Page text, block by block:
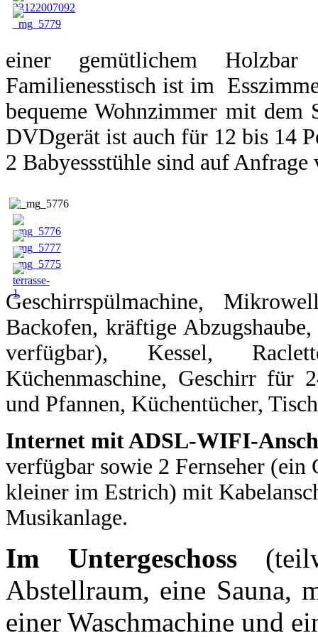
einer gemütlichem
Familienesstisch ist im
bequeme Wohnzimmer mit dem
DVDgerät ist auch für 12 bis 14
2 Babyessstühle sind auf Anfrage
Geschirrspülmachine,
Backofen, kräftige
verfügbar), Kessel,
Küchenmaschine, Geschirr für
und Pfannen, Küchentücher,
Internet mit ADSL-WIFI-
verfügbar sowie 2 Fernseher (ein
kleiner im Estrich) mit
Musikanlage.
Im Untergeschoss
Abstellraum, eine Sauna,
einer Waschmachine und